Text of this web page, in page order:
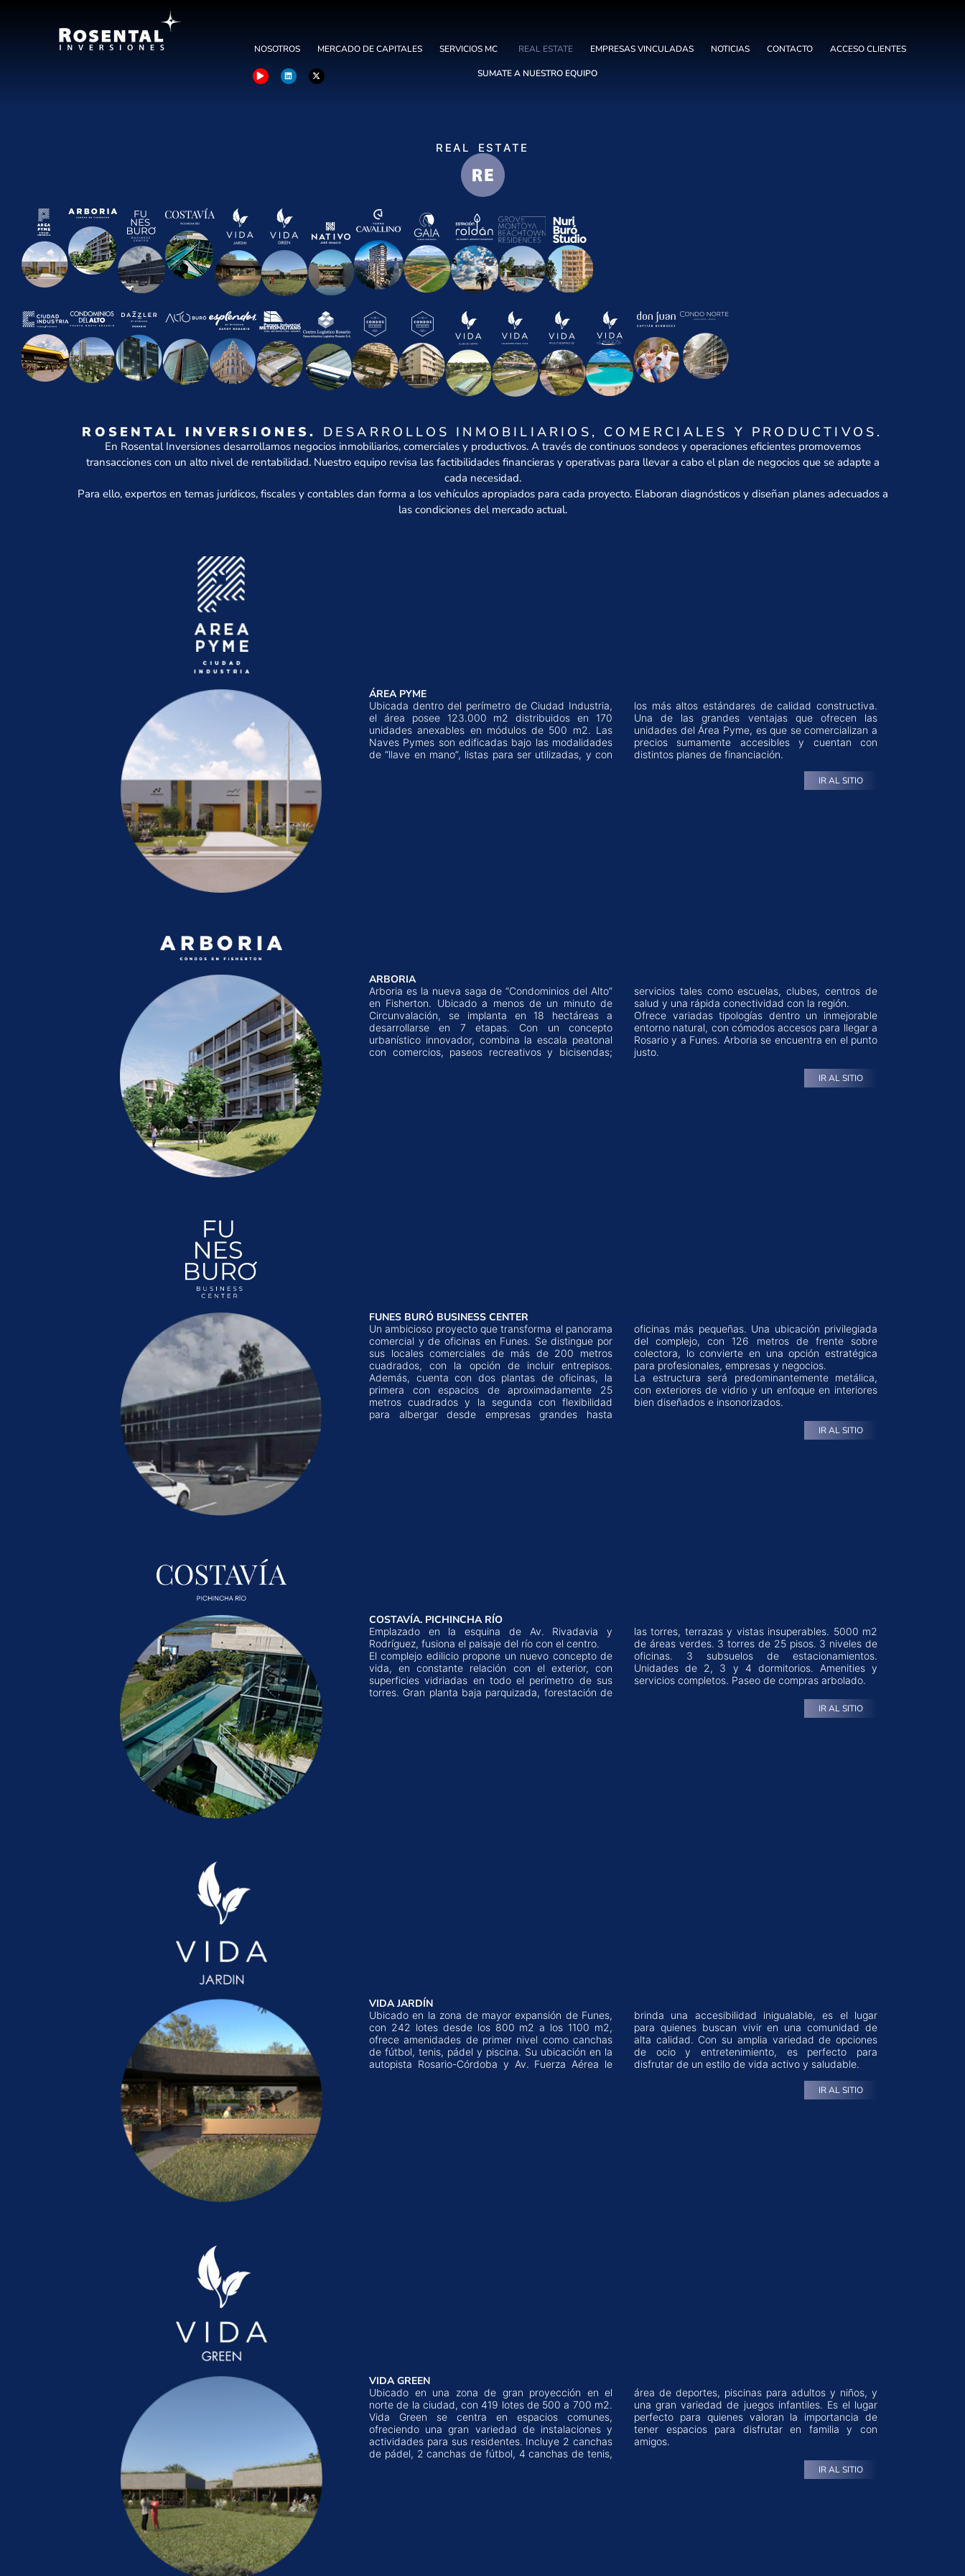
NOSOTROS MERCADO DE CAPITALES SERVICIOS MC REAL ESTATE EMPRESAS VINCULADAS NOTICIAS CONTACTO ACCESO CLIENTES
SUMATE A NUESTRO EQUIPO
REAL ESTATE
ROSENTAL INVERSIONES. DESARROLLOS INMOBILIARIOS, COMERCIALES Y PRODUCTIVOS.
En Rosental Inversiones desarrollamos negocios inmobiliarios, comerciales y productivos. A través de continuos sondeos y operaciones eficientes promovemos
transacciones con un alto nivel de rentabilidad. Nuestro equipo revisa las factibilidades financieras y operativas para llevar a cabo el plan de negocios que se adapte a
cada necesidad.
Para ello, expertos en temas jurídicos, fiscales y contables dan forma a los vehículos apropiados para cada proyecto. Elaboran diagnósticos y diseñan planes adecuados a
las condiciones del mercado actual.
ÁREA PYME
Ubicada dentro del perímetro de Ciudad Industria,
el área posee 123.000 m2 distribuidos en 170
unidades anexables en módulos de 500 m2. Las
Naves Pymes son edificadas bajo las modalidades
de “llave en mano”, listas para ser utilizadas, y con
los más altos estándares de calidad constructiva.
Una de las grandes ventajas que ofrecen las
unidades del Área Pyme, es que se comercializan a
precios sumamente accesibles y cuentan con
distintos planes de financiación.
IR AL SITIO
ARBORIA
Arboria es la nueva saga de “Condominios del Alto”
en Fisherton. Ubicado a menos de un minuto de
Circunvalación, se implanta en 18 hectáreas a
desarrollarse en 7 etapas. Con un concepto
urbanístico innovador, combina la escala peatonal
con comercios, paseos recreativos y bicisendas;
servicios tales como escuelas, clubes, centros de
salud y una rápida conectividad con la región.
Ofrece variadas tipologías dentro un inmejorable
entorno natural, con cómodos accesos para llegar a
Rosario y a Funes. Arboria se encuentra en el punto
justo.
IR AL SITIO
FUNES BURÓ BUSINESS CENTER
Un ambicioso proyecto que transforma el panorama
comercial y de oficinas en Funes. Se distingue por
sus locales comerciales de más de 200 metros
cuadrados, con la opción de incluir entrepisos.
Además, cuenta con dos plantas de oficinas, la
primera con espacios de aproximadamente 25
metros cuadrados y la segunda con flexibilidad
para albergar desde empresas grandes hasta
oficinas más pequeñas. Una ubicación privilegiada
del complejo, con 126 metros de frente sobre
colectora, lo convierte en una opción estratégica
para profesionales, empresas y negocios.
La estructura será predominantemente metálica,
con exteriores de vidrio y un enfoque en interiores
bien diseñados e insonorizados.
IR AL SITIO
COSTAVÍA. PICHINCHA RÍO
Emplazado en la esquina de Av. Rivadavia y
Rodríguez, fusiona el paisaje del río con el centro.
El complejo edilicio propone un nuevo concepto de
vida, en constante relación con el exterior, con
superficies vidriadas en todo el perímetro de sus
torres. Gran planta baja parquizada, forestación de
las torres, terrazas y vistas insuperables. 5000 m2
de áreas verdes. 3 torres de 25 pisos. 3 niveles de
oficinas. 3 subsuelos de estacionamientos.
Unidades de 2, 3 y 4 dormitorios. Amenities y
servicios completos. Paseo de compras arbolado.
IR AL SITIO
VIDA JARDÍN
Ubicado en la zona de mayor expansión de Funes,
con 242 lotes desde los 800 m2 a los 1100 m2,
ofrece amenidades de primer nivel como canchas
de fútbol, tenis, pádel y piscina. Su ubicación en la
autopista Rosario-Córdoba y Av. Fuerza Aérea le
brinda una accesibilidad inigualable, es el lugar
para quienes buscan vivir en una comunidad de
alta calidad. Con su amplia variedad de opciones
de ocio y entretenimiento, es perfecto para
disfrutar de un estilo de vida activo y saludable.
IR AL SITIO
VIDA GREEN
Ubicado en una zona de gran proyección en el
norte de la ciudad, con 419 lotes de 500 a 700 m2.
Vida Green se centra en espacios comunes,
ofreciendo una gran variedad de instalaciones y
actividades para sus residentes. Incluye 2 canchas
de pádel, 2 canchas de fútbol, 4 canchas de tenis,
área de deportes, piscinas para adultos y niños, y
una gran variedad de juegos infantiles. Es el lugar
perfecto para quienes valoran la importancia de
tener espacios para disfrutar en familia y con
amigos.
IR AL SITIO